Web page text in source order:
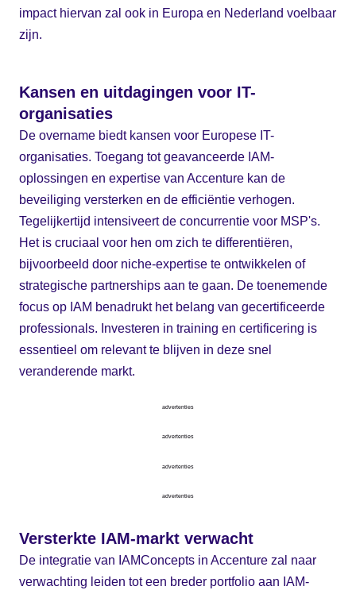
impact hiervan zal ook in Europa en Nederland voelbaar
zijn.
Kansen en uitdagingen voor IT-
organisaties
De overname biedt kansen voor Europese IT-
organisaties. Toegang tot geavanceerde IAM-
oplossingen en expertise van Accenture kan de
beveiliging versterken en de efficiëntie verhogen.
Tegelijkertijd intensiveert de concurrentie voor MSP's.
Het is cruciaal voor hen om zich te differentiëren,
bijvoorbeeld door niche-expertise te ontwikkelen of
strategische partnerships aan te gaan. De toenemende
focus op IAM benadrukt het belang van gecertificeerde
professionals. Investeren in training en certificering is
essentieel om relevant te blijven in deze snel
veranderende markt.
advertenties
advertenties
advertenties
advertenties
Versterkte IAM-markt verwacht
De integratie van IAMConcepts in Accenture zal naar
verwachting leiden tot een breder portfolio aan IAM-